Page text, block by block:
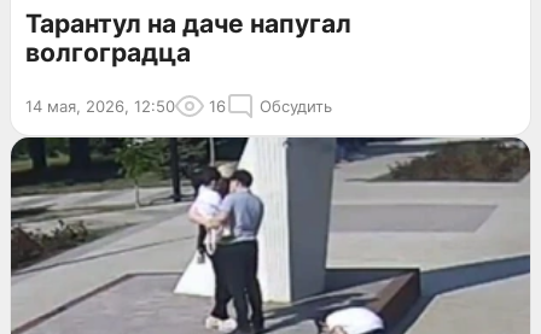
Тарантул на даче напугал
волгоградца
14 мая, 2026, 12:50 16 Обсудить